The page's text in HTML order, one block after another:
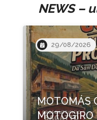
NEWS –
20/08/2026
XIV